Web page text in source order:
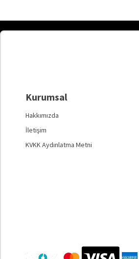
Kurumsal
Hakkımızda
İletişim
KVKK Aydınlatma Metni